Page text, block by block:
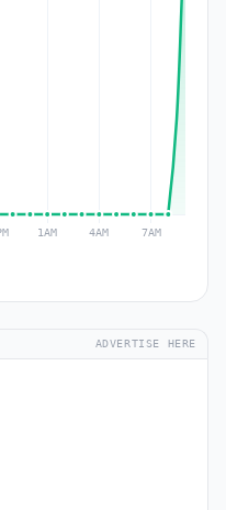
ADVERTISE HERE